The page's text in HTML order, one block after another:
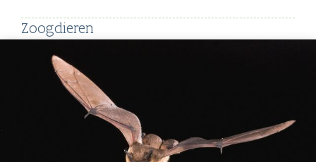
Zoogdieren